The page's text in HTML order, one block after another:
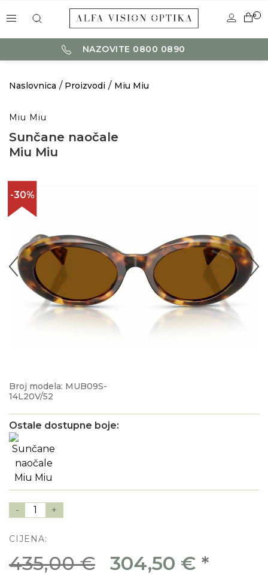
0
NAZOVITE 0800 0890
Naslovnica Proizvodi Miu Miu
Miu Miu
Sunčane naočale
Miu Miu
-30%
Broj modela: MUB09S-
14L20V/52
Ostale dostupne boje:
- 1 +
CIJENA:
435,00 € 304,50 € *